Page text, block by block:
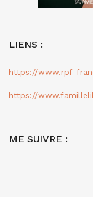
LIENS :
https://www.rpf-
https://
ME SUIVRE :